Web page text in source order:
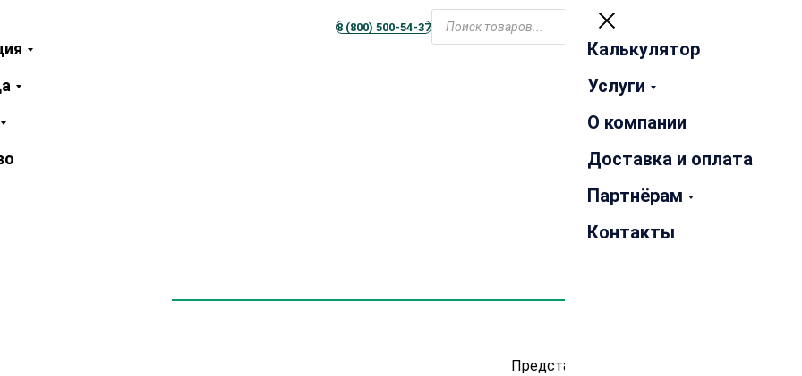
Телеграм
MAX8 (800) 500-54-37
Поиск
товаров
Закрыть
Калькулятор
Услуги
О компании
Доставка и оплата
Партнёрам
Контакты
Представлено 3 товара